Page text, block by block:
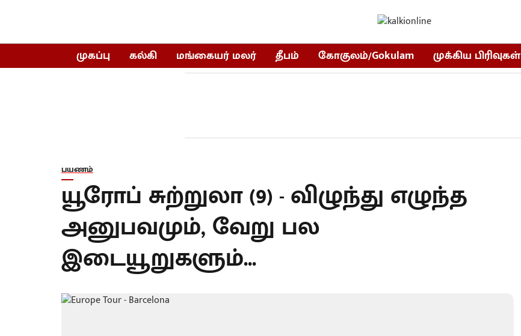
முகப்பு கல்கி மங்கையர் மலர் தீபம் கோகுலம்/Gokulam முக்கிய பிரிவுகள்
பயணம்
யூரோப் சுற்றுலா (9) - விழுந்து எழுந்த
அனுபவமும், வேறு பல
இடையூறுகளும்...